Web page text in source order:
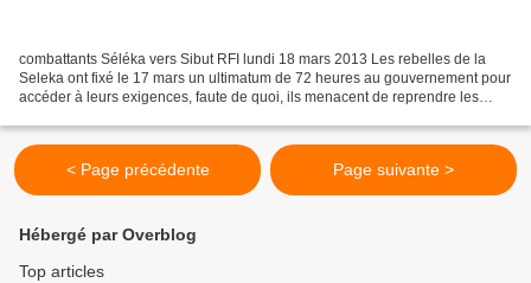
combattants Séléka vers Sibut RFI lundi 18 mars 2013 Les rebelles de la
Seleka ont fixé le 17 mars un ultimatum de 72 heures au gouvernement pour
accéder à leurs exigences, faute de quoi, ils menacent de reprendre les
< Page précédente Page suivante >
Hébergé par Overblog
Top articles